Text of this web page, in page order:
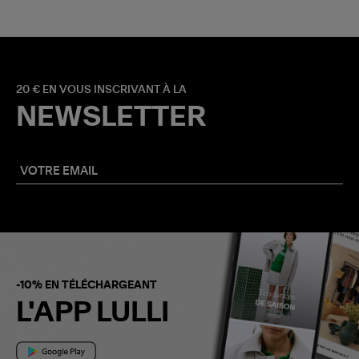
20 € EN VOUS INSCRIVANT À LA
NEWSLETTER
-10% EN TÉLÉCHARGEANT
L'APP LULLI